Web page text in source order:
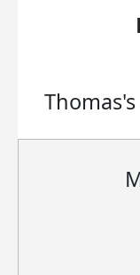
Thomas's